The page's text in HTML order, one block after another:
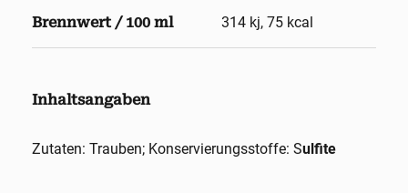
Brennwert / 100 ml 314 kj, 75 kcal
Inhaltsangaben
Zutaten: Trauben; Konservierungsstoffe: Sulfite